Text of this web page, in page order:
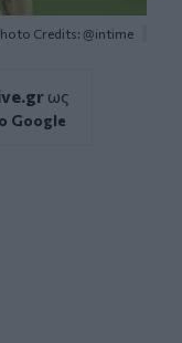
Credits: @intime
ως
Google